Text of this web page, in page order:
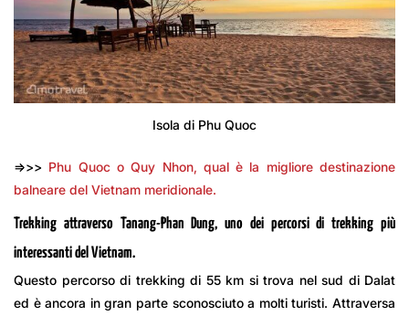
Isola di Phu Quoc
=>>> Phu Quoc o Quy Nhon, qual è la migliore destinazione
balneare del Vietnam meridionale.
Trekking attraverso Tanang-Phan Dung, uno dei percorsi di trekking più
interessanti del Vietnam.
Questo percorso di trekking di 55 km si trova nel sud di Dalat
ed è ancora in gran parte sconosciuto a molti turisti. Attraversa